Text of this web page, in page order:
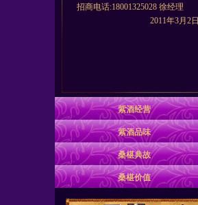
招商电话:18001325028 徐经理
2011年3月2日
紫酒经营
紫酒品味
桑椹典故
桑椹价值